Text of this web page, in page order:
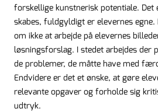
forskellige kunstnerisk potentiale.
skabes, fuldgyldigt er elevernes
om ikke at arbejde på elevernes
løsningsforslag. I stedet arbejdes der
de problemer, de måtte have med
Endvidere er det et ønske, at gøre
relevante opgaver og forholde sig
udtryk.